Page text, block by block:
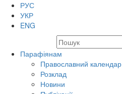
РУС
УКР
ENG
Парафіянам
Православний календар
Розклад
Новини